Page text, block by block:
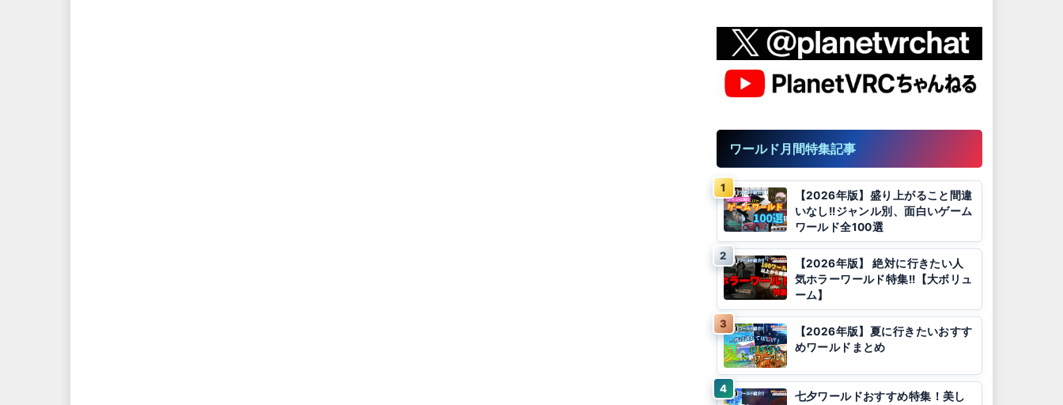
ワールド月間特集記事
【2026年版】盛り上がること間違
いなし!!ジャンル別、面白いゲーム
ワールド全100選
【2026年版】 絶対に行きたい人
気ホラーワールド特集!!【大ボリュ
ーム】
【2026年版】夏に行きたいおすす
めワールドまとめ
七夕ワールドおすすめ特集！美し